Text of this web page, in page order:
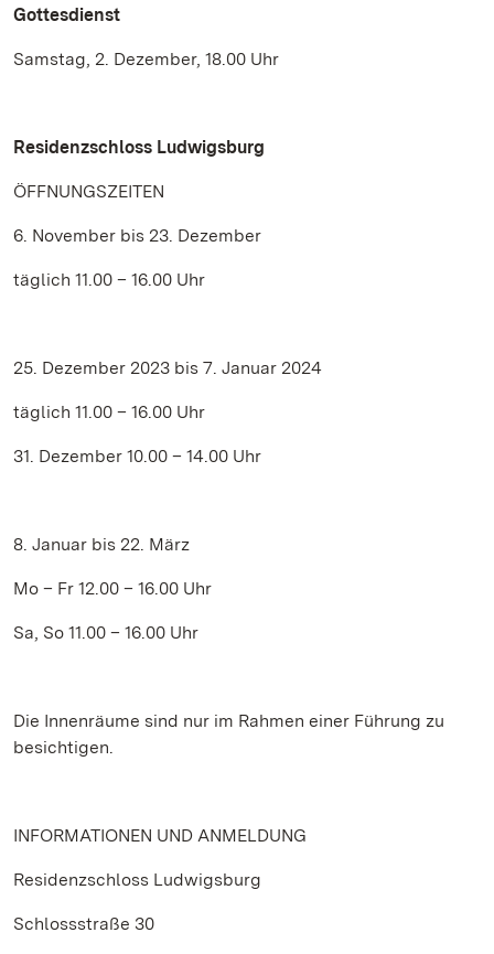
Gottesdienst
Samstag, 2. Dezember, 18.00 Uhr
Residenzschloss Ludwigsburg
ÖFFNUNGSZEITEN
6. November bis 23. Dezember
täglich 11.00 – 16.00 Uhr
25. Dezember 2023 bis 7. Januar 2024
täglich 11.00 – 16.00 Uhr
31. Dezember 10.00 – 14.00 Uhr
8. Januar bis 22. März
Mo – Fr 12.00 – 16.00 Uhr
Sa, So 11.00 – 16.00 Uhr
Die Innenräume sind nur im Rahmen einer Führung zu
besichtigen.
INFORMATIONEN UND ANMELDUNG
Residenzschloss Ludwigsburg
Schlossstraße 30